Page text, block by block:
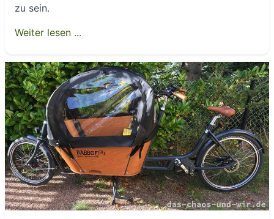
zu sein.
Weiter lesen ...